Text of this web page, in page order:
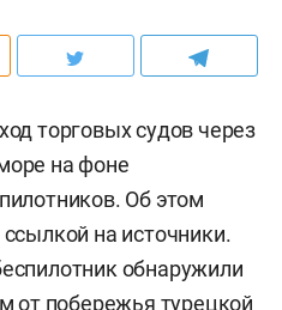
торговых судов через
на фоне
Об этом
ссылкой на источники.
обнаружили
от побережья турецкой